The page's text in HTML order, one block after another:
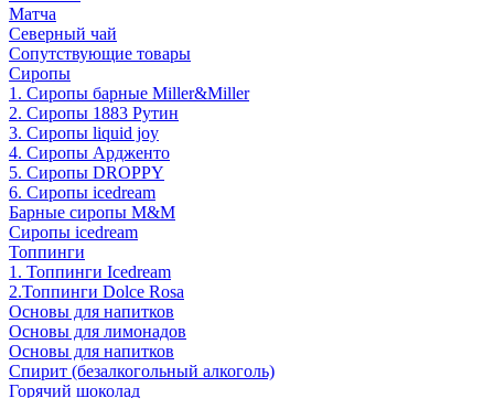
Матча
Северный чай
Сопутствующие товары
Сиропы
1. Сиропы барные Miller&Miller
2. Сиропы 1883 Рутин
3. Cиропы liquid joy
4. Cиропы Ардженто
5. Сиропы DROPPY
6. Сиропы icedream
Барные сиропы M&M
Сиропы icedream
Топпинги
1. Топпинги Icedream
2.Топпинги Dolce Rosa
Основы для напитков
Основы для лимонадов
Основы для напитков
Спирит (безалкогольный алкоголь)
Горячий шоколад